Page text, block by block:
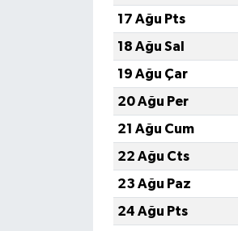
17 Ağu Pts
18 Ağu Sal
19 Ağu Çar
20 Ağu Per
21 Ağu Cum
22 Ağu Cts
23 Ağu Paz
24 Ağu Pts